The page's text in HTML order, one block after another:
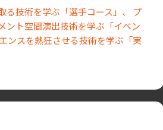
る技術を学ぶ「選手コース」、 プ
ント空間演出技術を学ぶ「イベン
ンスを熱狂させる技術を学ぶ「実